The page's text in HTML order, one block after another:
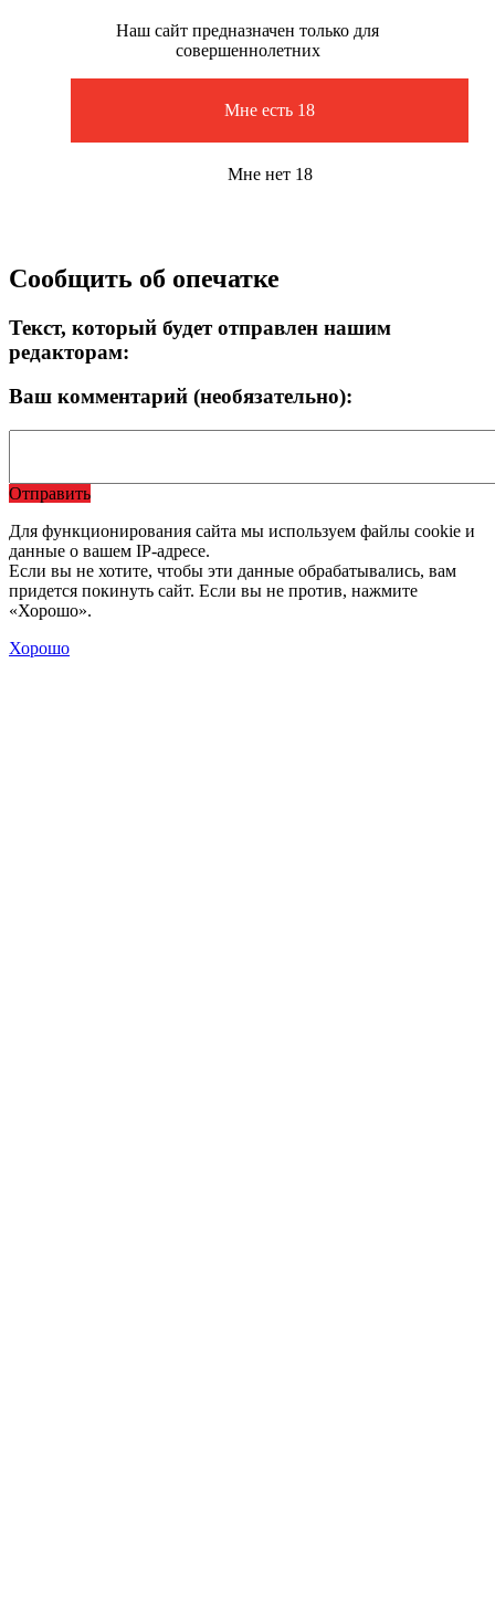
Наш сайт предназначен только для
совершеннолетних
Мне есть 18
Мне нет 18
Сообщить об опечатке
Текст, который будет отправлен нашим
редакторам:
Ваш комментарий (необязательно):
Отправить
Для функционирования сайта мы используем файлы cookie и
данные о вашем IP-адресе.
Если вы не хотите, чтобы эти данные обрабатывались, вам
придется покинуть сайт. Если вы не против, нажмите
«Хорошо».
Хорошо